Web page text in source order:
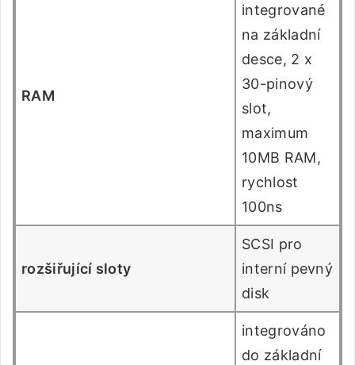
RAM
integrované
na základní
desce, 2 x
30-pinový
slot,
maximum
10MB RAM,
rychlost
100ns
rozšiřující sloty
SCSI pro
interní pevný
disk
integrováno
do základní